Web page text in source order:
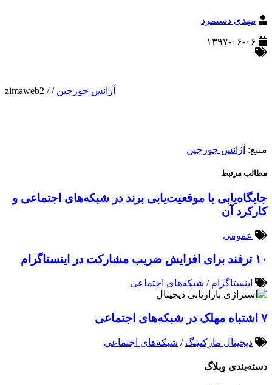
مهدی دستمرد
آژانس جورچین /
/
zimaweb2
منبع: آژانس جورچین
مطالب مرتبط
جایگاه‌یابی یا موقعیت‌یابی برند در شبکه‌های اجتماعی و
کارکرد آن
عمومی
۱۰ ترفند برای افزایش ضریب مشارکت در اینستاگرام
اینستاگرام / شبکه‌های اجتماعی
۷ اشتباه مهلک در شبکه‌های اجتماعی
دیجیتال مارکتینگ / شبکه‌های اجتماعی
دسته‌بندی وبلاگ